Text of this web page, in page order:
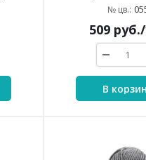
№ цв.:
509руб.
В